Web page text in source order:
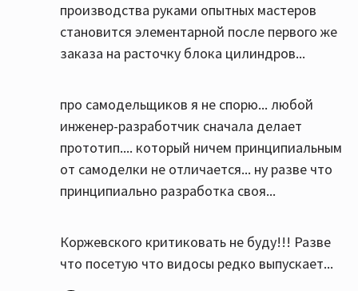
производства руками опытных мастеров
становится элементарной после первого же
заказа на расточку блока цилиндров...
про самодельщиков я не спорю... любой
инженер-разработчик сначала делает
прототип.... который ничем принципиальным
от самоделки не отличается... ну разве что
принципиально разработка своя...
Коржевского критиковать не буду!!! Разве
что посетую что видосы редко выпускает...